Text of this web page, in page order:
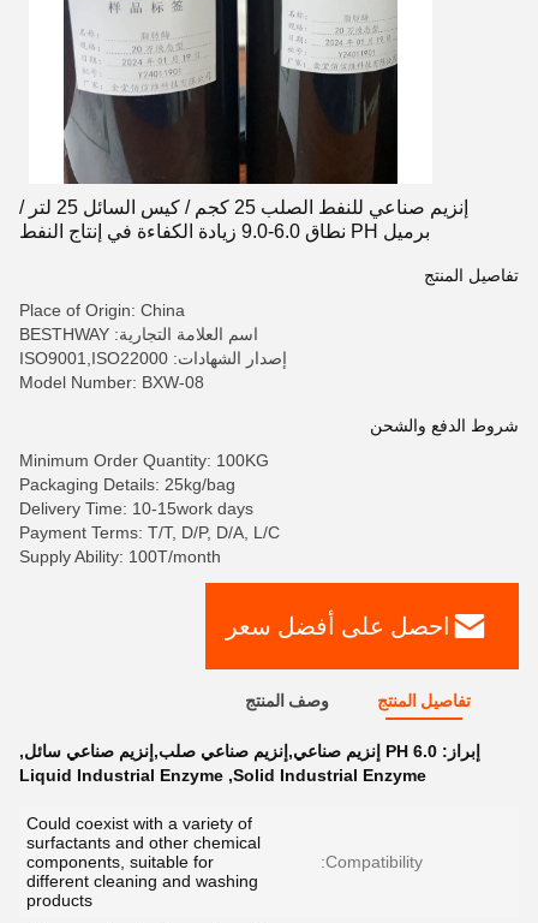
إنزيم صناعي للنفط الصلب 25 كجم / كيس السائل 25 لتر /
برميل PH نطاق 6.0-9.0 زيادة الكفاءة في إنتاج النفط
تفاصيل المنتج
Place of Origin: China
اسم العلامة التجارية: BESTHWAY
إصدار الشهادات: ISO9001,ISO22000
Model Number: BXW-08
شروط الدفع والشحن
Minimum Order Quantity: 100KG
Packaging Details: 25kg/bag
Delivery Time: 10-15work days
Payment Terms: T/T, D/P, D/A, L/C
Supply Ability: 100T/month
احصل على أفضل سعر
تفاصيل المنتج وصف المنتج
إبراز: 6.0 PH إنزيم صناعي,إنزيم صناعي صلب,إنزيم صناعي سائل
,
Solid Industrial Enzyme
,
Liquid Industrial Enzyme
Compatibility:
Could coexist with a variety of
surfactants and other chemical
components, suitable for
different cleaning and washing
products